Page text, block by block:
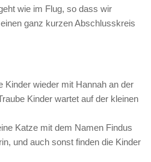
wie im Flug, so dass wir
ganz kurzen Abschlusskreis
Kinder wieder mit Hannah an der
Kinder wartet auf der kleinen
Katze mit dem Namen Findus
und auch sonst finden die Kinder